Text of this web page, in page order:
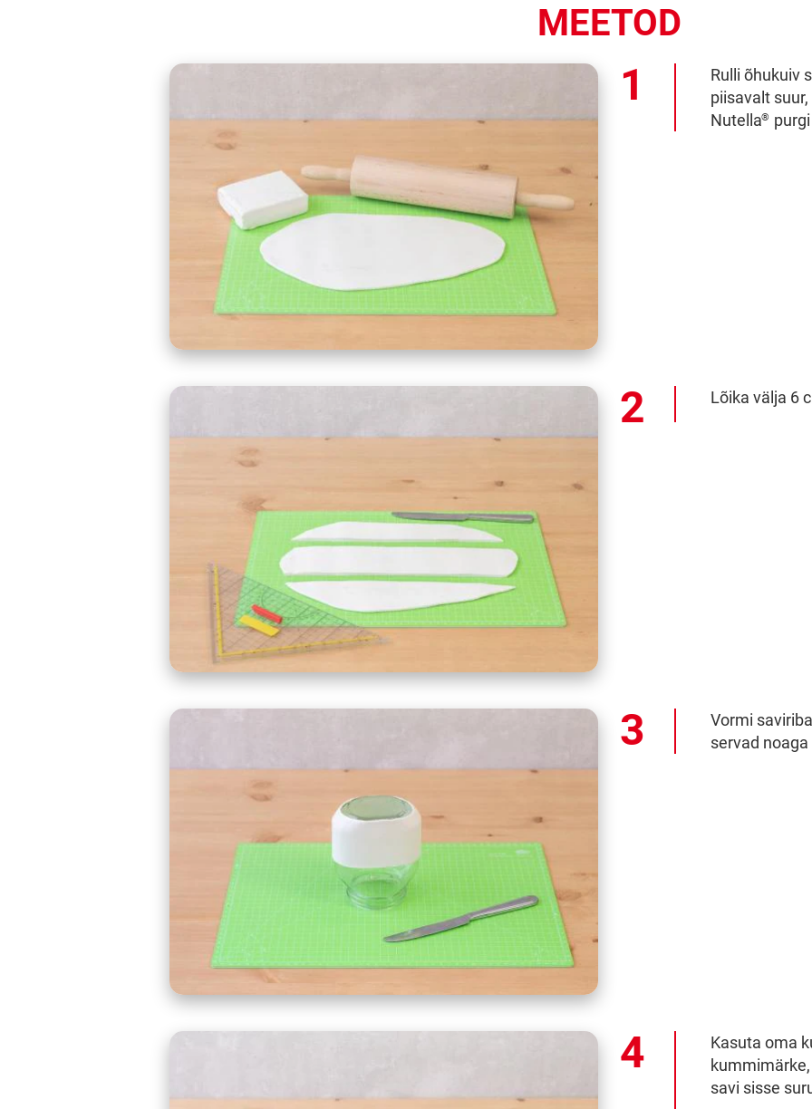
MEETOD
Rulli õhukuiv
piisavalt
Nutella®
Lõika välja 6
Vormi
servad
Kasuta oma
savi sisse